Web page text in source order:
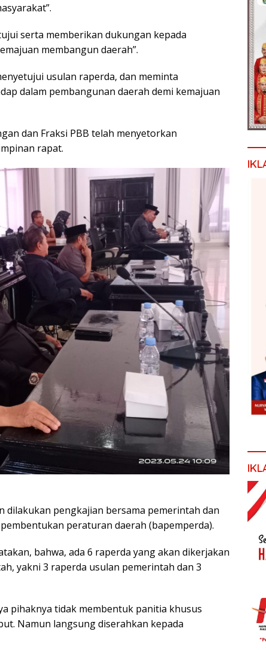
serta memberikan dukungan kepada
membangun daerah”.
usulan raperda, dan meminta
dalam pembangunan daerah demi kemajuan
dan Fraksi PBB telah menyetorkan
rapat.
dilakukan pengkajian bersama pemerintah dan
peraturan daerah (bapemperda).
bahwa, ada 6 raperda yang akan dikerjakan
yakni 3 raperda usulan pemerintah dan 3
pihaknya tidak membentuk panitia khusus
Namun langsung diserahkan kepada